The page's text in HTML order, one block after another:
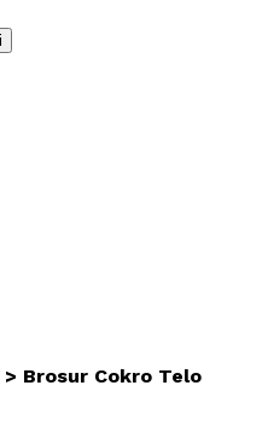
> Brosur Cokro Telo